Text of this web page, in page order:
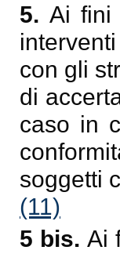
5. Ai fini
con gli
di
caso in
soggetti
(11)
5 bis. Ai